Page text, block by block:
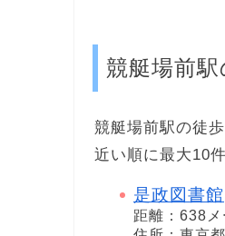
競艇場前
競艇場前駅の徒
近い順に最大10
是政図書館
距離：638メ